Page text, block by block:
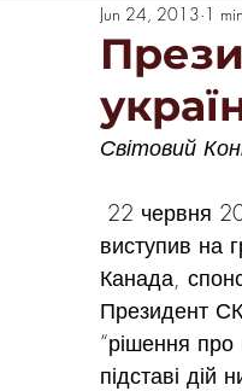
Ukrainian war letters
Jun 24, 2013 1
Світовий
виступив на
Канада,
Президент
“рішення
підставі дій